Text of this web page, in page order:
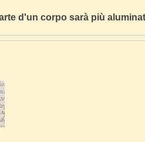
d'un corpo sarà più